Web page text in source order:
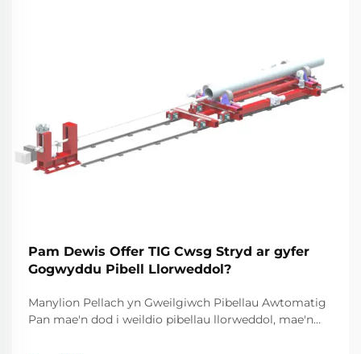
Pam Dewis Offer TIG Cwsg Stryd ar gyfer
Gogwyddu Pibell Llorweddol?
Manylion Pellach yn Gweilgiwch Pibellau Awtomatig
Pan mae'n dod i weildio pibellau llorweddol, mae'n